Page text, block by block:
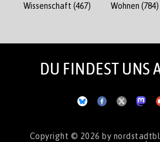
Wissenschaft (467) Wohnen (784)
DU FINDEST UNS
Copyright © 2026 by